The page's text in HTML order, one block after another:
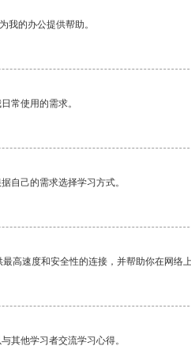
我的办公提供帮助。
常使用的需求。
自己的需求选择学习方式。
高速度和安全性的连接，并帮助你在网络上
其他学习者交流学习心得。